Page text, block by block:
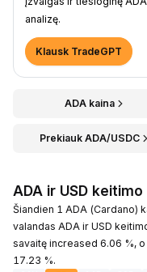
analizę.
Klausk TradeGPT
ADA kaina
Prekiauk ADA/USDC
ADA ir USD
Šiandien 1 ADA (Cardano)
valandas ADA ir USD
savaitę increased 6.06 %,
17.23 %.